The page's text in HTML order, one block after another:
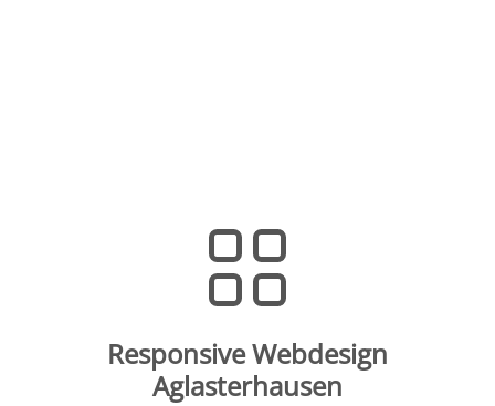
Responsive Webdesign
Aglasterhausen